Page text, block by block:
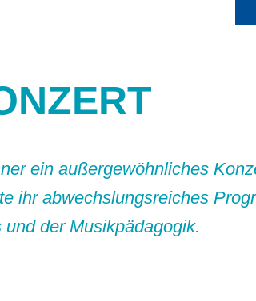
ein außergewöhnliches
ihr abwechslungsreiches
der Musikpädagogik.